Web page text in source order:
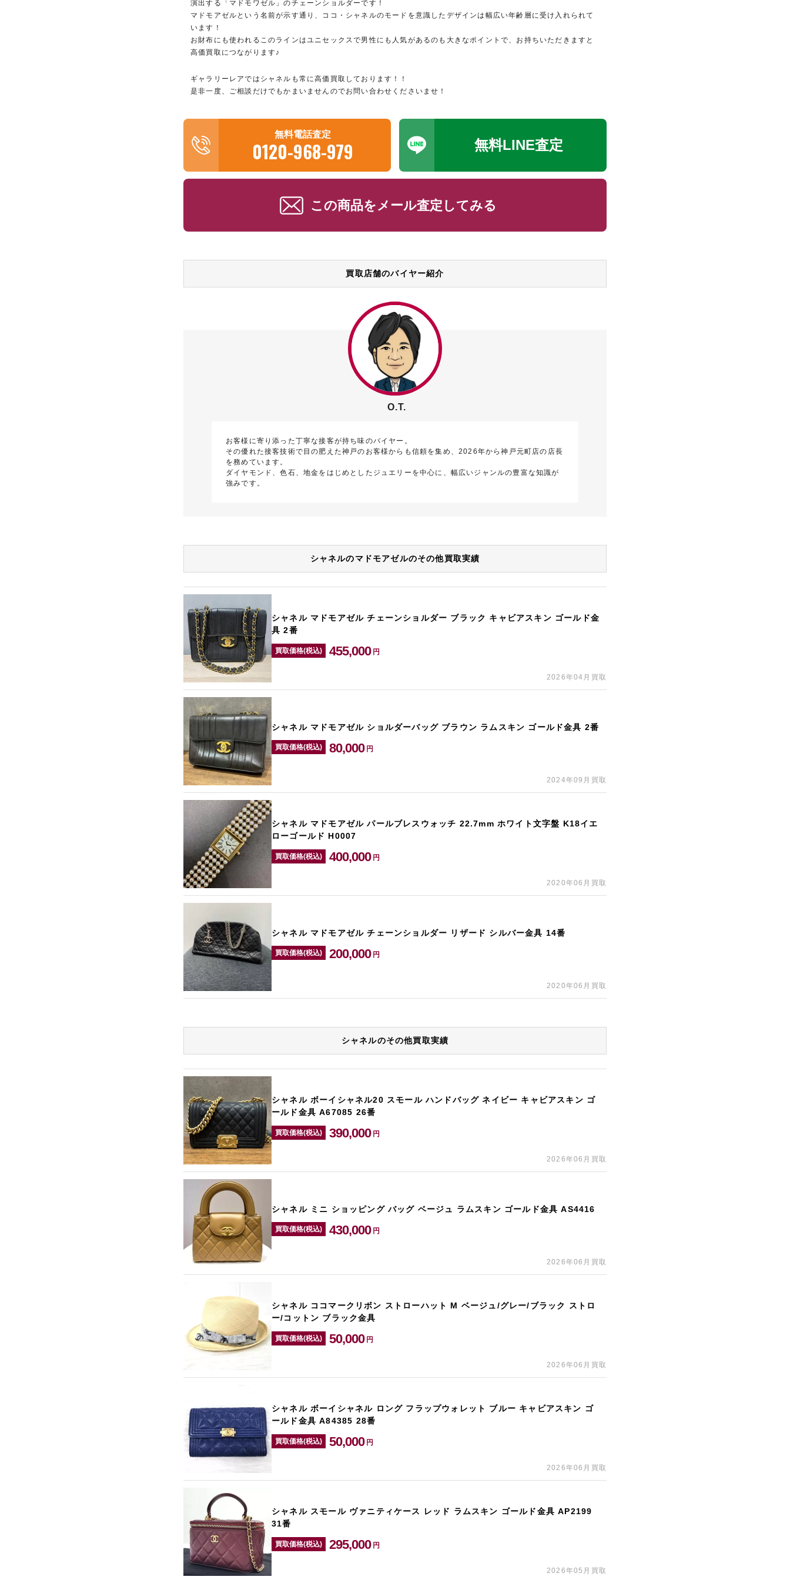
演出する「マドモワゼル」のチェーンショルダーです！
マドモアゼルという名前が示す通り、ココ・シャネルのモードを意識したデザインは幅広い年齢層に受け入れられて
います！
お財布にも使われるこのラインはユニセックスで男性にも人気があるのも大きなポイントで、お持ちいただきますと
高価買取につながります♪
ギャラリーレアではシャネルも常に高価買取しております！！
是非一度、ご相談だけでもかまいませんのでお問い合わせくださいませ！
無料電話査定
0120-968-979 無料LINE査定
この商品をメール査定してみる
買取店舗のバイヤー紹介
O.T.
お客様に寄り添った丁寧な接客が持ち味のバイヤー。
その優れた接客技術で目の肥えた神戸のお客様からも信頼を集め、2026年から神戸元町店の店長
を務めています。
ダイヤモンド、色石、地金をはじめとしたジュエリーを中心に、幅広いジャンルの豊富な知識が
強みです。
シャネルのマドモアゼルのその他買取実績
シャネル マドモアゼル チェーンショルダー ブラック キャビアスキン ゴールド金
具 2番
買取価格(税込) 455,000 円
2026年04月買取
シャネル マドモアゼル ショルダーバッグ ブラウン ラムスキン ゴールド金具 2番
買取価格(税込) 80,000 円
2024年09月買取
シャネル マドモアゼル パールブレスウォッチ 22.7mm ホワイト文字盤 K18イエ
ローゴールド H0007
買取価格(税込) 400,000 円
2020年06月買取
シャネル マドモアゼル チェーンショルダー リザード シルバー金具 14番
買取価格(税込) 200,000 円
2020年06月買取
シャネルのその他買取実績
シャネル ボーイシャネル20 スモール ハンドバッグ ネイビー キャビアスキン ゴ
ールド金具 A67085 26番
買取価格(税込) 390,000 円
2026年06月買取
シャネル ミニ ショッピング バッグ ベージュ ラムスキン ゴールド金具 AS4416
買取価格(税込) 430,000 円
2026年06月買取
シャネル ココマークリボン ストローハット M ベージュ/グレー/ブラック ストロ
ー/コットン ブラック金具
買取価格(税込) 50,000 円
2026年06月買取
シャネル ボーイシャネル ロング フラップウォレット ブルー キャビアスキン ゴ
ールド金具 A84385 28番
買取価格(税込) 50,000 円
2026年06月買取
シャネル スモール ヴァニティケース レッド ラムスキン ゴールド金具 AP2199
31番
買取価格(税込) 295,000 円
2026年05月買取